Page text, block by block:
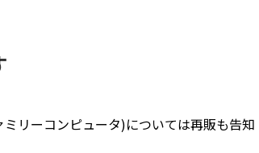
リーコンピュータ)については再販も告知